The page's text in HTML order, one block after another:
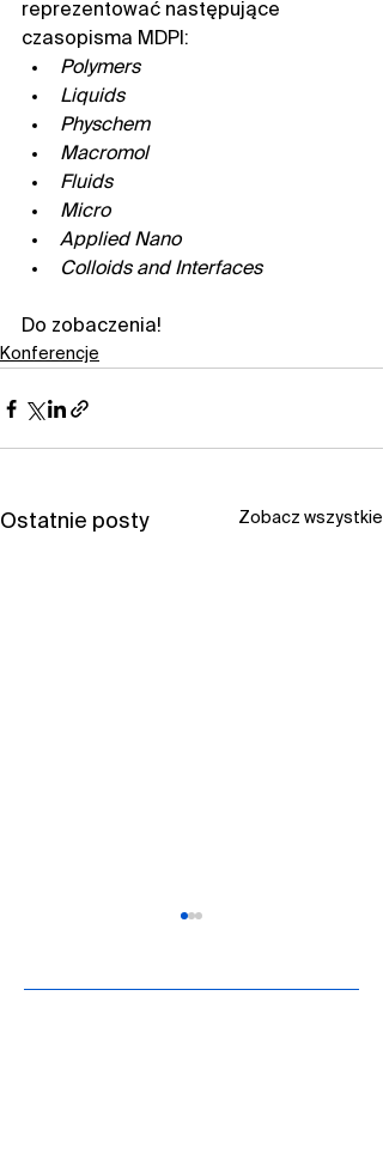
reprezentować następujące
czasopisma MDPI:
Polymers
Liquids
Physchem
Macromol
Fluids
Micro
Applied Nano
Colloids and Interfaces
Do zobaczenia!
Konferencje
Ostatnie posty Zobacz wszystkie